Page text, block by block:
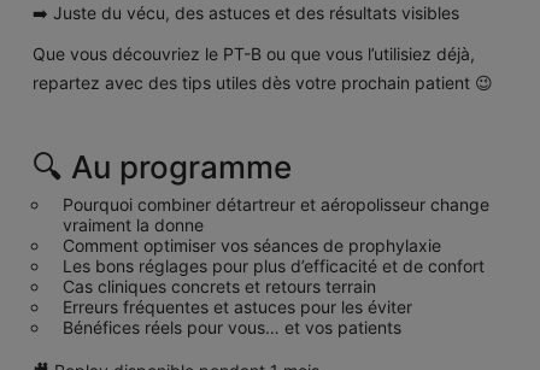
➡️ Juste du vécu, des astuces et des résultats visibles
Que vous découvriez le PT-B ou que vous l’utilisiez déjà,
repartez avec des tips utiles dès votre prochain patient 😉
🔍 Au programme
Pourquoi combiner détartreur et aéropolisseur change
vraiment la donne
Comment optimiser vos séances de prophylaxie
Les bons réglages pour plus d’efficacité et de confort
Cas cliniques concrets et retours terrain
Erreurs fréquentes et astuces pour les éviter
Bénéfices réels pour vous… et vos patients